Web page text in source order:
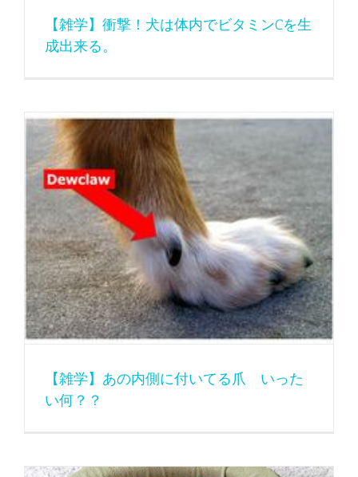
【雑学】衝撃！犬は体内でビタミンCを生
成出来る。
【雑学】あの内側に付いてる爪 いった
い何？？